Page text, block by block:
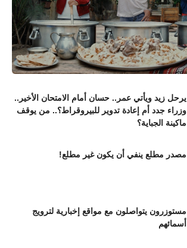
يرحل زيد ويأتي عمر.. حسان أمام الامتحان الأخير..
وزراء جدد أم إعادة تدوير للبيروقراط؟.. من يوقف
ماكينة الجباية؟
مصدر مطلع ينفي أن يكون غير مطلع!
مستوزرون يتواصلون مع مواقع إخبارية لترويج
أسمائهم